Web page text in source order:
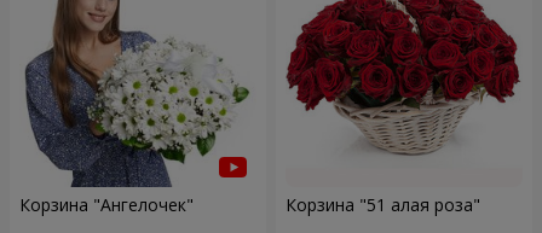
Корзина "Ангелочек" Корзина "51 алая роза"